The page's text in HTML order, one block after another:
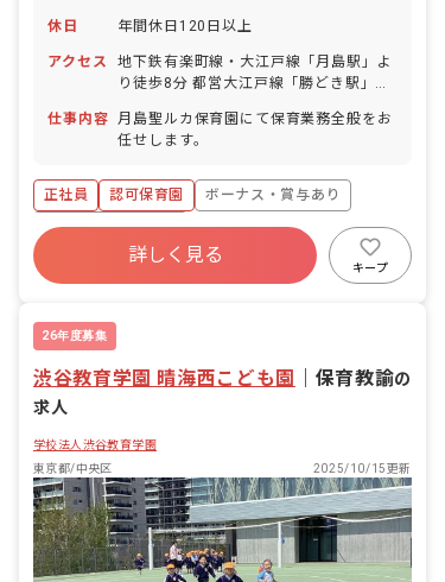
休日 年間休日120日以上
アクセス
地下鉄有楽町線・大江戸線「月島駅」よ
り徒歩8分 都営大江戸線「勝どき駅」よ
局やコンビニ、飲食店などが揃っていま
す。住宅街の中にあり落ち着いた雰囲気
んこ遊びや緑に触れる体験がたくさんで
きます。お散歩で行ける距離に公園もあ
り、周囲は自然がいっぱいです！
仕事内容
月島聖ルカ保育園にて保育業務全般をお
任せします。
正社員 認可保育園
ボーナス・賞与あり
年間休日120日以上
寮・住宅・家賃補助あり
社会保険完備
昇給昇進あり
詳しく見る
キープ
26年度募集
渋谷教育学園 晴海西こども園 保育教諭の
求人
学校法人渋谷教育学園
東京都/中央区
2025/10/15更新